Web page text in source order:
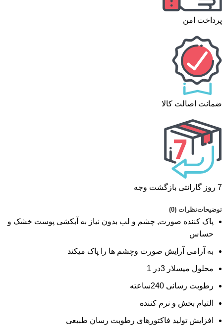
پرداخت امن
ضمانت اصالت کالا
7 روز گارانتی بازگشت وجه
توضیحاتنظرات (0)
پاک کننده صورت, چشم و لب بدون نیاز به آبکشی پوست خشک و
حساس
به آرامی آرایش صورت وچشم ها را پاک میکند
محلول میسلار 3در 1
رطوبت رسانی 240ساعته
التیام بخش و نرم کننده
افزایش تولید فاکتورهای رطوبت رسان طبیعی